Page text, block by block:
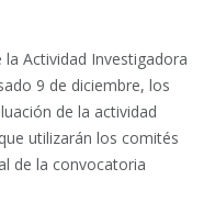
Actividad Investigadora
9 de diciembre, los
de la actividad
que utilizarán los comités
de la convocatoria